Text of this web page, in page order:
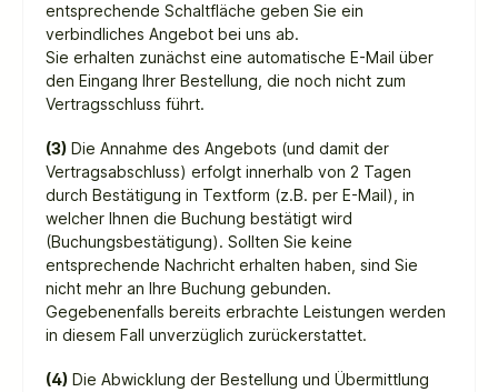
entsprechende Schaltfläche geben Sie ein
verbindliches Angebot bei uns ab.
Sie erhalten zunächst eine automatische E-Mail über
den Eingang Ihrer Bestellung, die noch nicht zum
Vertragsschluss führt.
(3) Die Annahme des Angebots (und damit der
Vertragsabschluss) erfolgt innerhalb von 2 Tagen
durch Bestätigung in Textform (z.B. per E-Mail), in
welcher Ihnen die Buchung bestätigt wird
(Buchungsbestätigung). Sollten Sie keine
entsprechende Nachricht erhalten haben, sind Sie
nicht mehr an Ihre Buchung gebunden.
Gegebenenfalls bereits erbrachte Leistungen werden
in diesem Fall unverzüglich zurückerstattet.
(4) Die Abwicklung der Bestellung und Übermittlung